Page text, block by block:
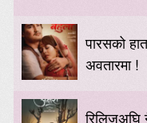
पारसको
अवतारमा !
रिलिजअघि